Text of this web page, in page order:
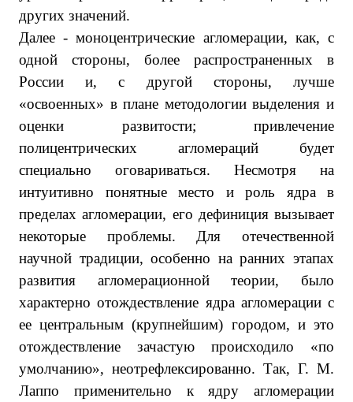
других значений.
Далее - моноцентрические агломерации, как, с
одной стороны, более распространенных в
России и, с другой стороны, лучше
«освоенных» в плане методологии выделения и
оценки развитости; привлечение
полицентрических агломераций будет
специально оговариваться. Несмотря на
интуитивно понятные место и роль ядра в
пределах агломерации, его дефиниция вызывает
некоторые проблемы. Для отечественной
научной традиции, особенно на ранних этапах
развития агломерационной теории, было
характерно отождествление ядра агломерации с
ее центральным (крупнейшим) городом, и это
отождествление зачастую происходило «по
умолчанию», неотрефлексированно. Так, Г. М.
Лаппо применительно к ядру агломерации